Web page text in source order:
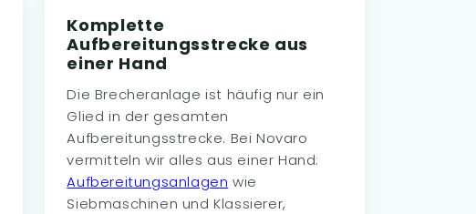
Komplette
Aufbereitungsstrecke aus
einer Hand
Die Brecheranlage ist häufig nur ein
Glied in der gesamten
Aufbereitungsstrecke. Bei Novaro
vermitteln wir alles aus einer Hand:
Aufbereitungsanlagen wie
Siebmaschinen und Klassierer,